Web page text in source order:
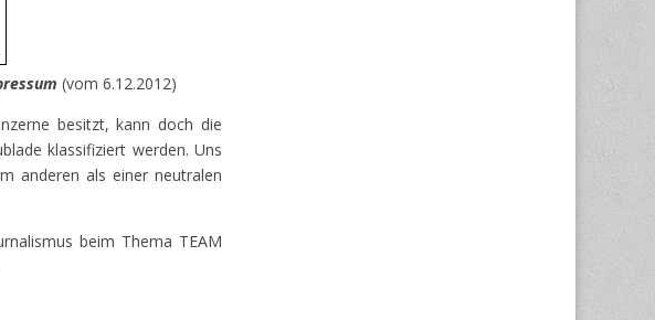
(vom 6.12.2012)
besitzt, kann doch die
klassifiziert werden. Uns
anderen als einer neutralen
beim Thema TEAM